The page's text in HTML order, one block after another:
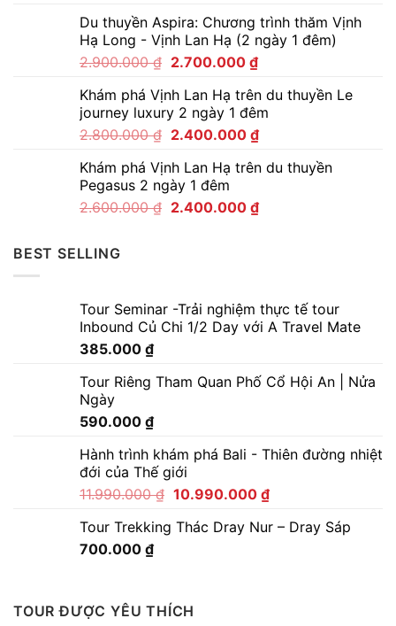
Du thuyền Aspira: Chương trình thăm Vịnh
Hạ Long - Vịnh Lan Hạ (2 ngày 1 đêm)
2.900.000₫ 2.700.000 ₫
Khám phá Vịnh Lan Hạ trên du thuyền Le
journey luxury 2 ngày 1 đêm
2.800.000₫ 2.400.000 ₫
Khám phá Vịnh Lan Hạ trên du thuyền
Pegasus 2 ngày 1 đêm
2.600.000₫ 2.400.000 ₫
BEST SELLING
Tour Seminar -Trải nghiệm thực tế tour
Inbound Củ Chi 1/2 Day với A Travel Mate
385.000 ₫
Tour Riêng Tham Quan Phố Cổ Hội An | Nửa
Ngày
590.000 ₫
Hành trình khám phá Bali - Thiên đường nhiệt
đới của Thế giới
11.990.000₫ 10.990.000 ₫
Tour Trekking Thác Dray Nur – Dray Sáp
700.000 ₫
TOUR ĐƯỢC YÊU THÍCH